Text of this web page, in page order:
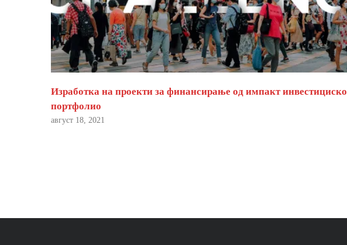
Изработка на проекти за финансирање од импакт инвестициско
портфолио
август 18, 2021